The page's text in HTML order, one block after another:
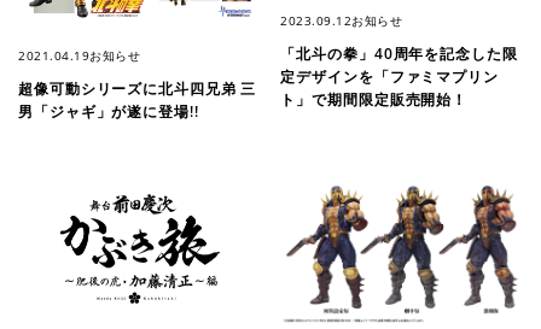
2021.04.19お知らせ
超像可動シリーズに北斗四兄弟 三
男「ジャギ」が遂に登場!!
2023.09.12お知らせ
「北斗の拳」40周年を記念した限
定デザインを「ファミマプリン
ト」で期間限定販売開始！